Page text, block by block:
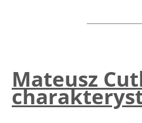
Mateusz